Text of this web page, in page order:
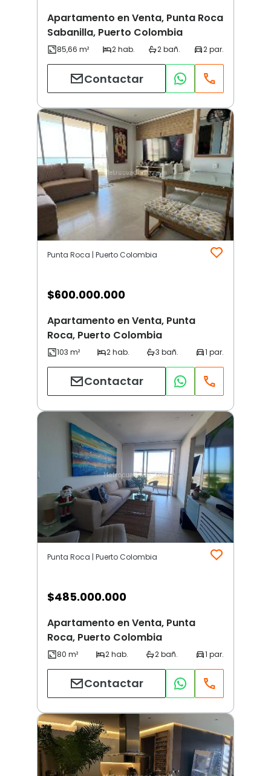
Apartamento en Venta, Punta Roca
Sabanilla, Puerto Colombia
Contactar
Punta Roca | Puerto Colombia
$600.000.000
Apartamento en Venta, Punta
Roca, Puerto Colombia
Contactar
Punta Roca | Puerto Colombia
$485.000.000
Apartamento en Venta, Punta
Roca, Puerto Colombia
Contactar